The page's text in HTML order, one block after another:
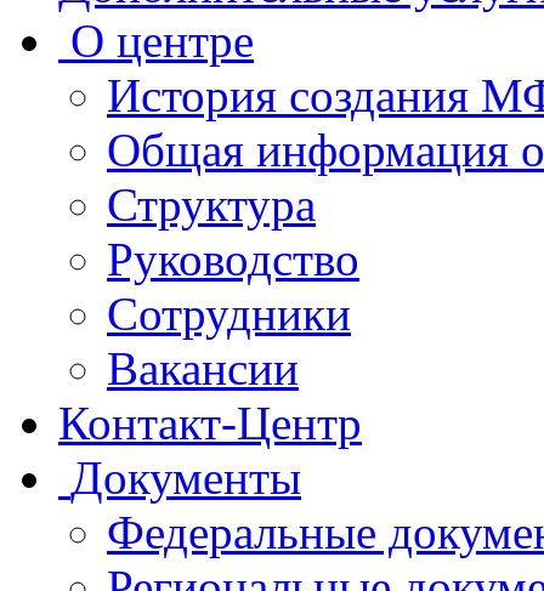
О центре
История создания
Общая
Структура
Руководство
Сотрудники
Вакансии
Контакт-Центр
Документы
Федеральные